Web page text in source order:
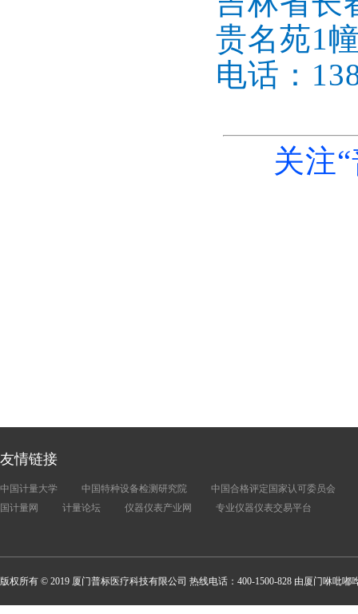
贵名苑1
电话：
关注
友情链接
中国计量大学 中国特种设备检测研究院
中国合格评定国家认可委员会
国计量网
计量论坛 仪器仪表产业网 专业仪器仪表交易平台
版权所有 © 2019 厦门普标医疗科技有限公司 热线电话：400-1500-828 由厦门咻吡